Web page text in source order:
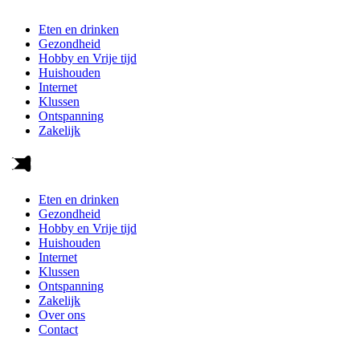
Eten en drinken
Gezondheid
Hobby en Vrije tijd
Huishouden
Internet
Klussen
Ontspanning
Zakelijk
Eten en drinken
Gezondheid
Hobby en Vrije tijd
Huishouden
Internet
Klussen
Ontspanning
Zakelijk
Over ons
Contact